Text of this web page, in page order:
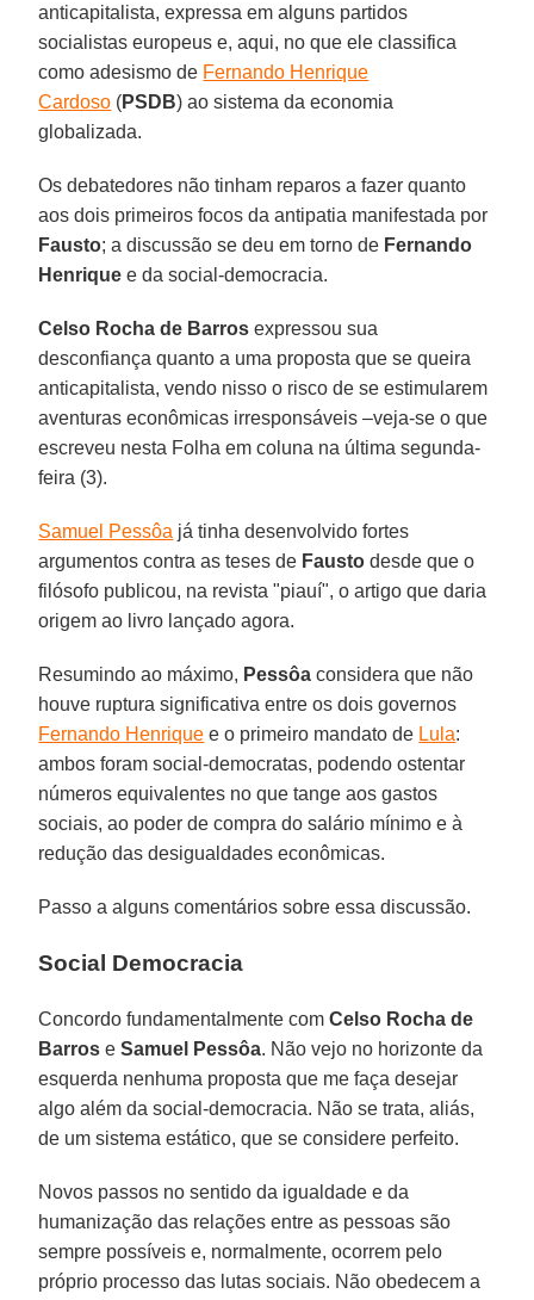
anticapitalista, expressa em alguns partidos
socialistas europeus e, aqui, no que ele classifica
como adesismo de Fernando Henrique
Cardoso (PSDB) ao sistema da economia
globalizada.
Os debatedores não tinham reparos a fazer quanto
aos dois primeiros focos da antipatia manifestada por
Fausto; a discussão se deu em torno de Fernando
Henrique e da social-democracia.
Celso Rocha de Barros expressou sua
desconfiança quanto a uma proposta que se queira
anticapitalista, vendo nisso o risco de se estimularem
aventuras econômicas irresponsáveis –veja-se o que
escreveu nesta Folha em coluna na última segunda-
feira (3).
Samuel Pessôa já tinha desenvolvido fortes
argumentos contra as teses de Fausto desde que o
filósofo publicou, na revista "piauí", o artigo que daria
origem ao livro lançado agora.
Resumindo ao máximo, Pessôa considera que não
houve ruptura significativa entre os dois governos
Fernando Henrique e o primeiro mandato de Lula:
ambos foram social-democratas, podendo ostentar
números equivalentes no que tange aos gastos
sociais, ao poder de compra do salário mínimo e à
redução das desigualdades econômicas.
Passo a alguns comentários sobre essa discussão.
Social Democracia
Concordo fundamentalmente comCelso Rocha de
Barros eSamuel Pessôa. Não vejo no horizonte da
esquerda nenhuma proposta que me faça desejar
algo além da social-democracia. Não se trata, aliás,
de um sistema estático, que se considere perfeito.
Novos passos no sentido da igualdade e da
humanização das relações entre as pessoas são
sempre possíveis e, normalmente, ocorrem pelo
próprio processo das lutas sociais. Não obedecem a